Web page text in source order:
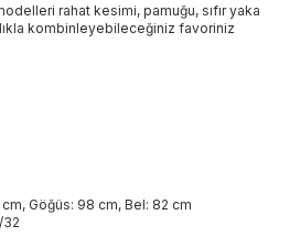
rahat kesimi, pamuğu, sıfır yaka
kombinleyebileceğiniz favoriniz
Göğüs: 98 cm, Bel: 82 cm
32